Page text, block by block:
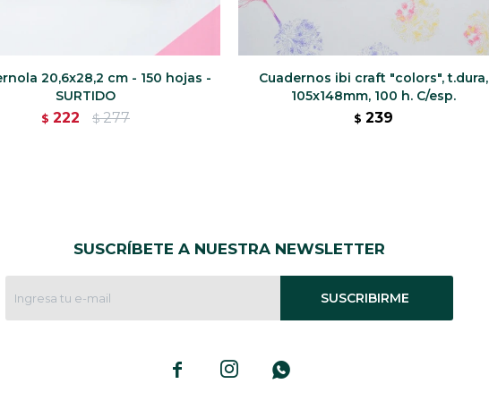
20,6x28,2 cm - 150 hojas -
SURTIDO
$ 222 $ 277
Cuadernos ibi craft "colors", t.dura,
105x148mm, 100 h. C/esp.
$ 239
SUSCRÍBETE A NUESTRA NEWSLETTER
SUSCRIBIRME
  